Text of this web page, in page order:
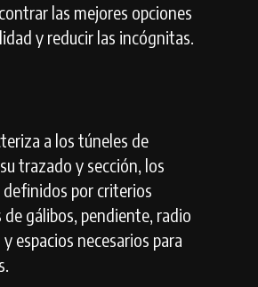
las mejores opciones
y reducir las incógnitas.
a los túneles de
trazado y sección, los
definidos por criterios
gálibos, pendiente, radio
espacios necesarios para